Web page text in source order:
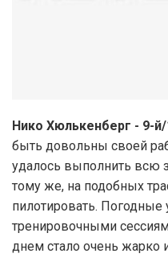
Нико Хюлькенберг - 9-й/
быть довольны своей
удалось выполнить всю
тому же, на подобных
пилотировать.
тренировочными
днем стало очень жарко